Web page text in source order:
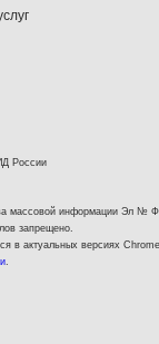
России
массовой информации Эл
запрещено.
в актуальных версиях